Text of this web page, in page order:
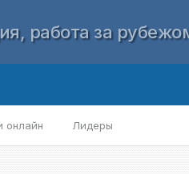
работа за
онлайн Лидеры